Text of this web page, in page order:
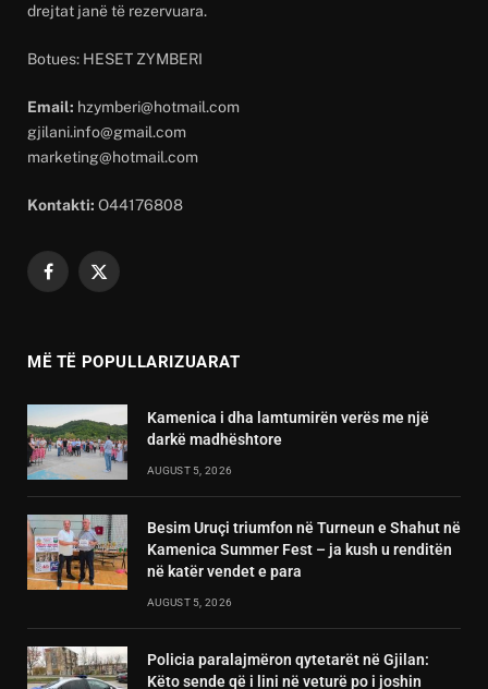
drejtat janë të rezervuara.
Botues: HESET ZYMBERI
Email: hzymberi@hotmail.com
gjilani.info@gmail.com
marketing@hotmail.com
Kontakti: O44176808
Facebook
X
MË TË POPULLARIZUARAT
Kamenica i dha lamtumirën verës me një
darkë madhështore
AUGUST 5, 2026
Besim Uruçi triumfon në Turneun e Shahut në
Kamenica Summer Fest – ja kush u renditën
në katër vendet e para
AUGUST 5, 2026
Policia paralajmëron qytetarët në Gjilan:
Këto sende që i lini në veturë po i joshin